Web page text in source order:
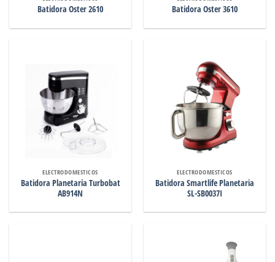
Batidora Oster 2610 Batidora Oster 3610
ELECTRODOMESTICOS
Batidora Planetaria Turbobat
AB914N
ELECTRODOMESTICOS
Batidora Smartlife Planetaria
SL-SB0037I